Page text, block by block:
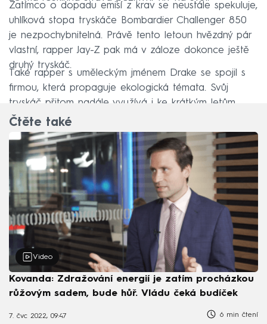
Zatímco o dopadu emisí z krav se neustále spekuluje,
uhlíková stopa tryskáče Bombardier Challenger 850
je nezpochybnitelná. Právě tento letoun hvězdný pár
vlastní, rapper Jay-Z pak má v záloze dokonce ještě
druhý tryskáč.
Také rapper s uměleckým jménem Drake se spojil s
firmou, která propaguje ekologická témata. Svůj
tryskáč přitom nadále využívá i ke krátkým letům.
Čtěte také
Video
Kovanda: Zdražování energií je zatím procházkou
růžovým sadem, bude hůř. Vládu čeká budíček
7. čvc 2022, 09:47 6 min čtení